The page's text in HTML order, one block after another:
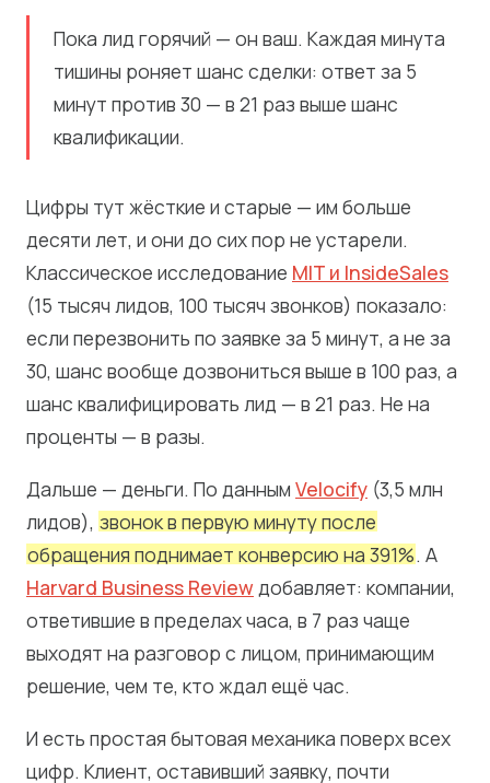
Пока лид горячий — он ваш. Каждая минута
тишины роняет шанс сделки: ответ за 5
минут против 30 — в 21 раз выше шанс
квалификации.
Цифры тут жёсткие и старые — им больше
десяти лет, и они до сих пор не устарели.
Классическое исследование MIT и InsideSales
(15 тысяч лидов, 100 тысяч звонков) показало:
если перезвонить по заявке за 5 минут, а не за
30, шанс вообще дозвониться выше в 100 раз, а
шанс квалифицировать лид — в 21 раз. Не на
проценты — в разы.
Дальше — деньги. По данным Velocify (3,5 млн
лидов), звонок в первую минуту после
обращения поднимает конверсию на 391%. А
Harvard Business Reviewдобавляет: компании,
ответившие в пределах часа, в 7 раз чаще
выходят на разговор с лицом, принимающим
решение, чем те, кто ждал ещё час.
И есть простая бытовая механика поверх всех
цифр. Клиент, оставивший заявку, почти